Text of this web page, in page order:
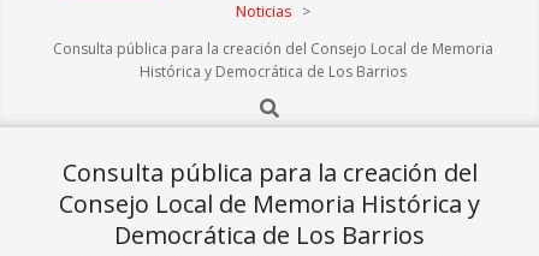
La
Sauceda
Noticias >
Consulta pública para la creación del Consejo Local de Memoria
Histórica y Democrática de Los Barrios
Search
Consulta pública para la creación del
Consejo Local de Memoria Histórica y
Democrática de Los Barrios